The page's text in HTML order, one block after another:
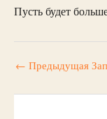
Пусть будет
← Предыдущая